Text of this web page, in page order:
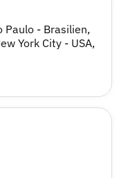
Paulo - Brasilien,
York City - USA,